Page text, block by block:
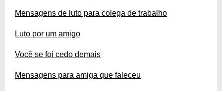
Mensagens de luto para colega de trabalho
Luto por um amigo
Você se foi cedo demais
Mensagens para amiga que faleceu